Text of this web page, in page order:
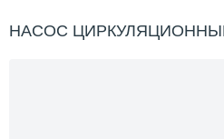
НАСОС ЦИРКУЛЯЦИОННЫЙ